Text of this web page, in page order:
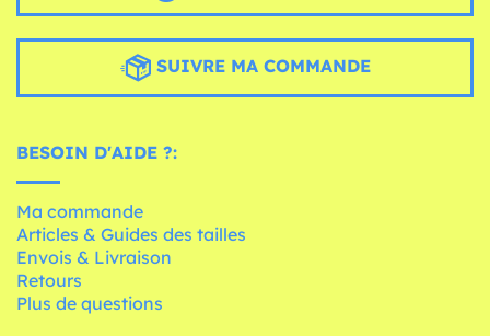
SUIVRE MA COMMANDE
BESOIN D'AIDE ?:
Ma commande
Articles & Guides des tailles
Envois & Livraison
Retours
Plus de questions